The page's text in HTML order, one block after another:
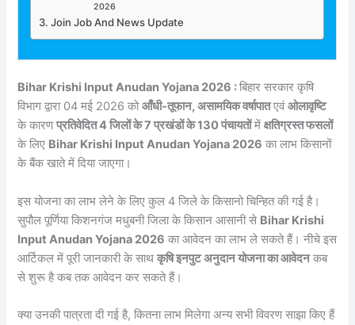
2026
Join Job And News Update
Bihar Krishi Input Anudan Yojana 2026 :बिहार सरकार कृषि
विभाग द्वारा 04 मई 2026 कोआँधी-तूफान, असामयिक वर्षापातएवंओलावृष्टि
के कारणप्रतिवेदित 4 जिलों के 7 प्रखंडों के 130 पंचायतोंमेंक्षतिग्रस्त फसलों
के लिए Bihar Krishi Input Anudan Yojana 2026 का लाभ किसानों
के बैंक खाते में दिया जाएगा।
इस योजना का लाभ लेने के लिए कुल 4 जिले के किसानो चिन्हित की गई है।
सुपौल पूर्णिया किशनगंज मधुबनी जिला के किसान आसानी से Bihar Krishi
Input Anudan Yojana 2026 का आवेदन का लाभ ले सकते हैं। नीचे इस
आर्टिकल में पूरी जानकारी के साथकृषि इनपुट अनुदान योजना का आवेदनकब
से शुरू है कब तक आवेदन कर सकते हैं।
क्या उनकी पात्रता दी गई है, कितना लाभ मिलेगा अन्य सभी विवरण साझा किए हैं